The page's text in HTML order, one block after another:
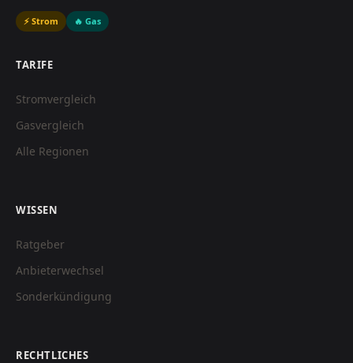
⚡ Strom 🔥 Gas
TARIFE
Stromvergleich
Gasvergleich
Alle Regionen
WISSEN
Ratgeber
Anbieterwechsel
Sonderkündigung
RECHTLICHES